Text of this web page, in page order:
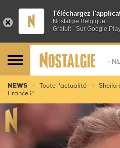
Téléchargez
Nostalgie Belgique
Gratuit - Sur Google
>
NEWS Toute l'actualité
Sheila
France 2